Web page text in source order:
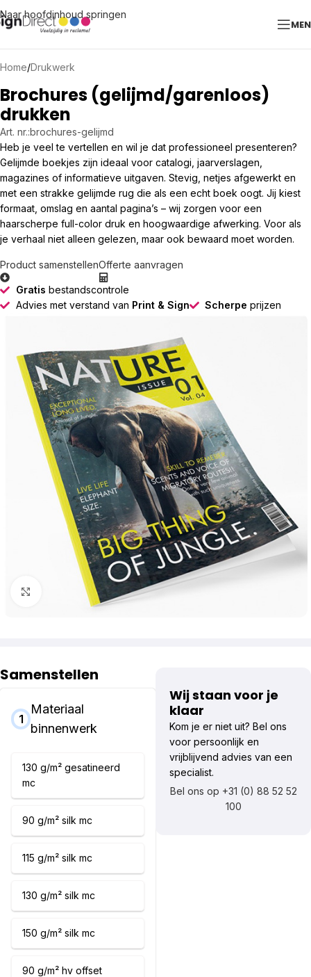
Naar hoofdinhoud springen
Home/Drukwerk
Brochures (gelijmd/garenloos)
drukken
Art. nr.:brochures-gelijmd
Heb je veel te vertellen en wil je dat professioneel presenteren?
Gelijmde boekjes zijn ideaal voor catalogi, jaarverslagen,
magazines of informatieve uitgaven. Stevig, netjes afgewerkt en
met een strakke gelijmde rug die als een echt boek oogt. Jij kiest
formaat, omslag en aantal pagina’s – wij zorgen voor een
haarscherpe full-color druk en hoogwaardige afwerking. Voor als
je verhaal niet alleen gelezen, maar ook bewaard moet worden.
Product samenstellenOfferte aanvragen
Gratis bestandscontrole
Advies met verstand van Print & Sign Scherpe prijzen
Klik om te vergroten
Samenstellen
1
Materiaal
binnenwerk
130 g/m² gesatineerd
mc
90 g/m² silk mc
115 g/m² silk mc
130 g/m² silk mc
150 g/m² silk mc
90 g/m² hv offset
Wij staan voor je
klaar
Kom je er niet uit? Bel ons
voor persoonlijk en
vrijblijvend advies van een
specialist.
Bel ons op +31 (0) 88 52 52
100